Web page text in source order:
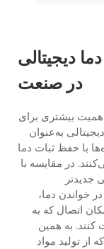
دیجیتالی
در صنعت
بیشتری برای
به‌عنوان
با حفظ ثبات دما
در مقایسه با
جدیدتر
خواندن دما،
اتصال که به
کنند. به همین
از تولید مواد